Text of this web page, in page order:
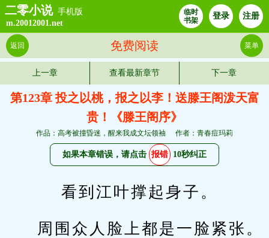
二零小说 手机版
m.20012001.net
临时
书架
登录 注册
免费阅读
返回 菜单
上一章 查看最新章节 下一章
第123章 投之以桃，报之以李！送滕王阁泼天富
贵！《滕王阁序》
作品：高考被撞昏迷，醒来我成文坛领袖 作者：青春痘玛莉
如果本章错误，请点击 报错 10秒纠正
    看到江叶撑起身子。
周围众人脸上都是一脸紧张。